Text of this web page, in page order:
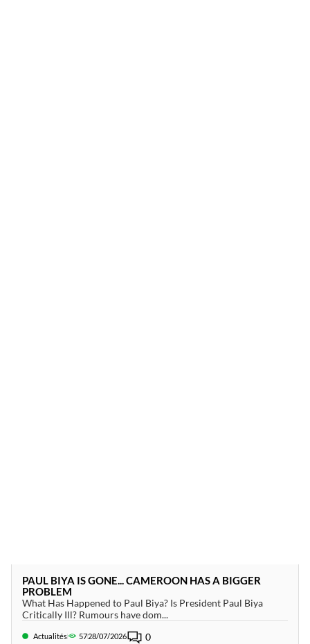
PAUL BIYA IS GONE... CAMEROON HAS A BIGGER
PROBLEM
What Has Happened to Paul Biya? Is President Paul Biya
Critically Ill? Rumours have dom...
Actualités 5728/07/2026 0